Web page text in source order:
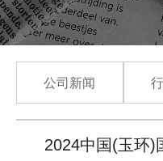
公司新闻
2024中国(玉环)